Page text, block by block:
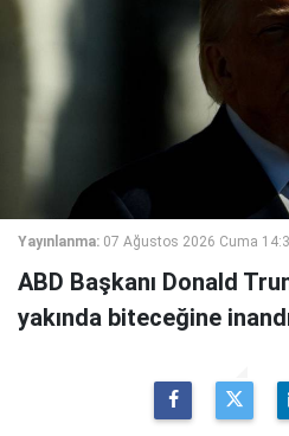
Yayınlanma: 07 Ağustos 2026 Cuma
ABD Başkanı Donald
yakında biteceğine